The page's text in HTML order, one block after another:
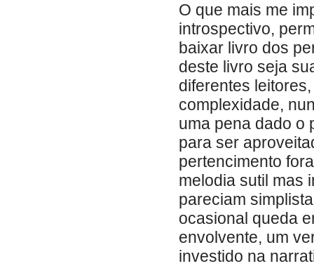
O que mais me
introspectivo,
baixar livro dos
deste livro seja
diferentes
complexidade,
uma pena dado o
para ser
pertencimento
melodia sutil mas
pareciam
ocasional queda
envolvente, um
investido na